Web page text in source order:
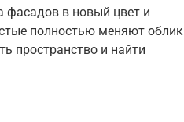
фасадов в новый цвет и
полностью меняют облик
пространство и найти